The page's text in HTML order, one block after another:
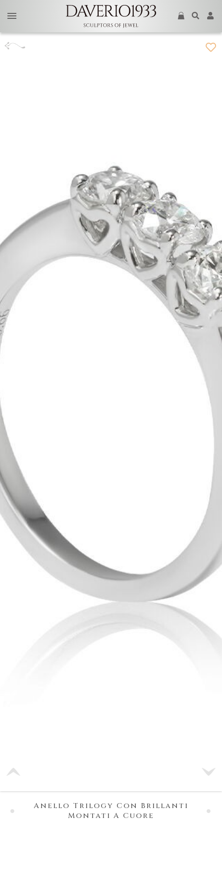
Anello Trilogy Con Brillanti
Montati A Cuore